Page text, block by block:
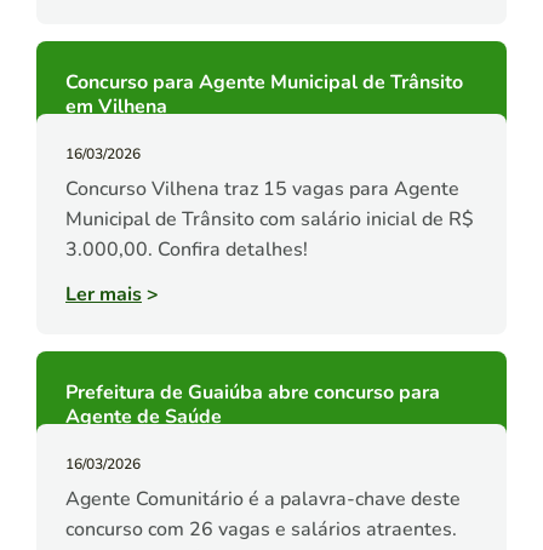
Concurso para Agente Municipal de Trânsito
em Vilhena
16/03/2026
Concurso Vilhena traz 15 vagas para Agente
Municipal de Trânsito com salário inicial de R$
3.000,00. Confira detalhes!
Ler mais>
Prefeitura de Guaiúba abre concurso para
Agente de Saúde
16/03/2026
Agente Comunitário é a palavra-chave deste
concurso com 26 vagas e salários atraentes.